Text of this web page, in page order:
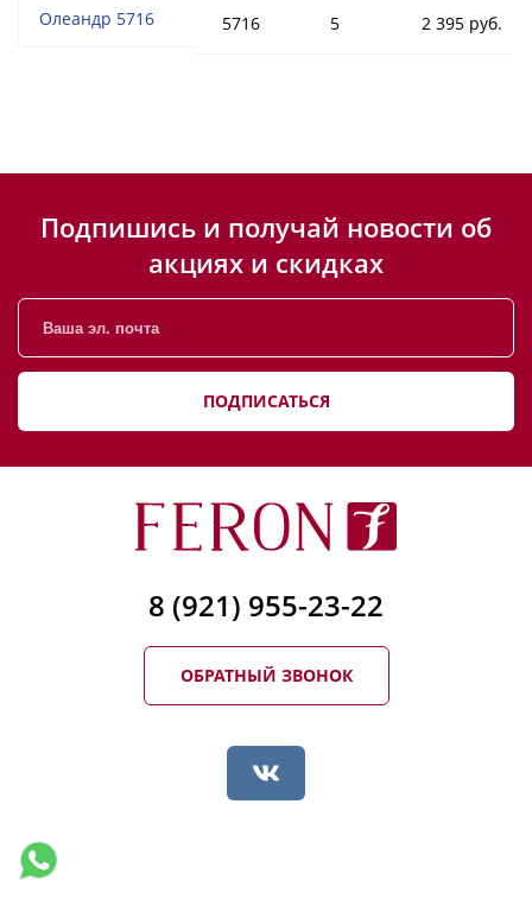
Олеандр 5716 5716 5 2 395 руб.
Подпишись и получай новости об
акциях и скидках
ПОДПИСАТЬСЯ
8 (921) 955-23-22
ОБРАТНЫЙ ЗВОНОК